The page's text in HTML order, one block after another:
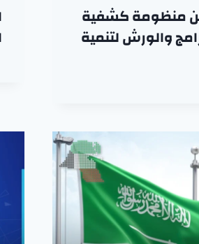
منظومة كشفية
والورش لتنمية